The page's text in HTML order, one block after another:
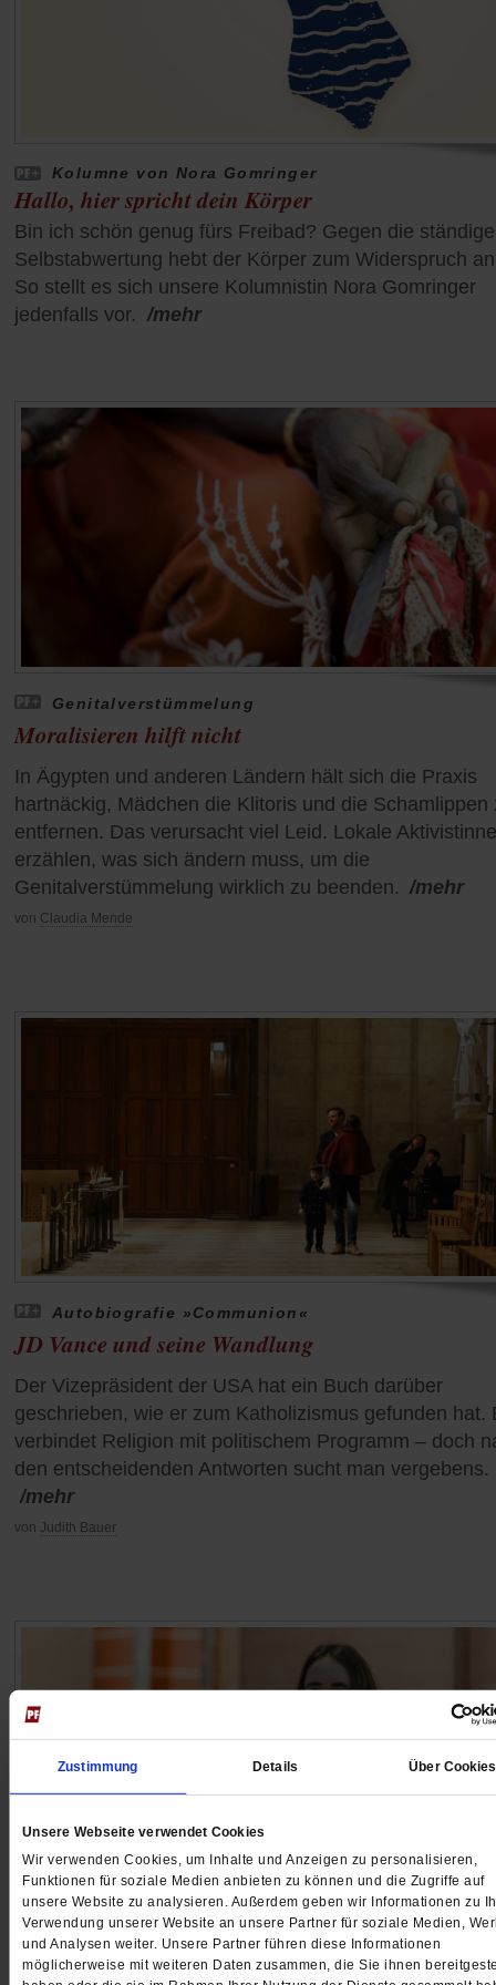
Zustimmung Details Über Cookies
Unsere Webseite verwendet Cookies
Wir verwenden Cookies, um Inhalte und Anzeigen zu personalisieren,
Funktionen für soziale Medien anbieten zu können und die Zugriffe auf
unsere Website zu analysieren. Außerdem geben wir Informationen zu
Verwendung unserer Website an unsere Partner für soziale Medien,
und Analysen weiter. Unsere Partner führen diese Informationen
möglicherweise mit weiteren Daten zusammen, die Sie ihnen
Kolumne von Nora Gomringer
Hallo, hier spricht dein Körper
Bin ich schön genug fürs Freibad? Gegen die ständige
Selbstabwertung hebt der Körper zum Widerspruch
So stellt es sich unsere Kolumnistin Nora Gomringer
jedenfalls vor. /mehr
Genitalverstümmelung
Moralisieren hilft nicht
In Ägypten und anderen Ländern hält sich die Praxis
hartnäckig, Mädchen die Klitoris und die Schamlippen
entfernen. Das verursacht viel Leid. Lokale
erzählen, was sich ändern muss, um die
Genitalverstümmelung wirklich zu beenden. /mehr
von Claudia Mende
Autobiografie »Communion«
JD Vance und seine Wandlung
Der Vizepräsident der USA hat ein Buch darüber
geschrieben, wie er zum Katholizismus gefunden hat.
verbindet Religion mit politischem Programm – doch
den entscheidenden Antworten sucht man vergebens.
/mehr
von Judith Bauer
Aus für Reformvorhaben
Predigen dürfen weiterhin nur die geweihten